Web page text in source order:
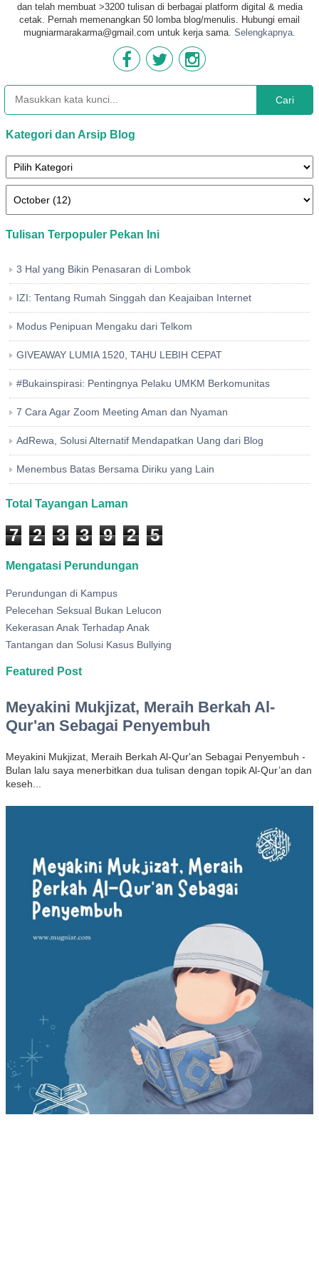
dan telah membuat >3200 tulisan di berbagai platform digital & media
cetak. Pernah memenangkan 50 lomba blog/menulis. Hubungi email
mugniarmarakarma@gmail.com untuk kerja sama. Selengkapnya.
Cari
Kategori dan Arsip Blog
Tulisan Terpopuler Pekan Ini
3 Hal yang Bikin Penasaran di Lombok
IZI: Tentang Rumah Singgah dan Keajaiban Internet
Modus Penipuan Mengaku dari Telkom
GIVEAWAY LUMIA 1520, TAHU LEBIH CEPAT
#Bukainspirasi: Pentingnya Pelaku UMKM Berkomunitas
7 Cara Agar Zoom Meeting Aman dan Nyaman
AdRewa, Solusi Alternatif Mendapatkan Uang dari Blog
Menembus Batas Bersama Diriku yang Lain
Total Tayangan Laman
7 2 3 3 9 2 5
Mengatasi Perundungan
Perundungan di Kampus
Pelecehan Seksual Bukan Lelucon
Kekerasan Anak Terhadap Anak
Tantangan dan Solusi Kasus Bullying
Featured Post
Meyakini Mukjizat, Meraih Berkah Al-
Qur'an Sebagai Penyembuh
Meyakini Mukjizat, Meraih Berkah Al-Qur'an Sebagai Penyembuh -
Bulan lalu saya menerbitkan dua tulisan dengan topik Al-Qur’an dan
keseh...